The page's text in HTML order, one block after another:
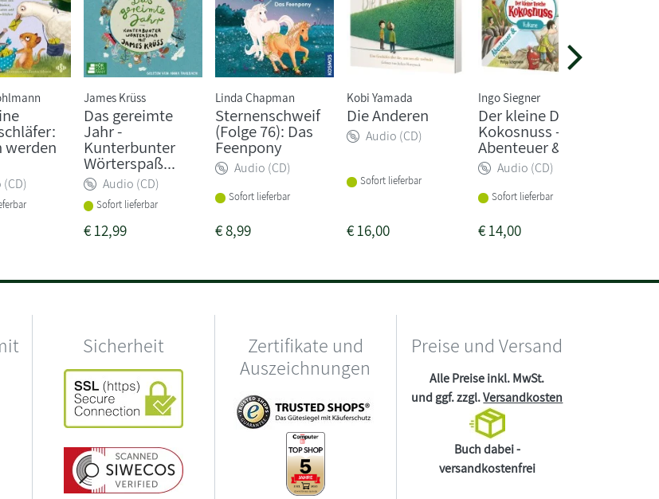
werden
James Krüss
Das gereimte
Jahr -
Kunterbunter
Wörterspaß...
Audio (CD)
Sofort lieferbar
€12,99
Linda Chapman
Sternenschweif
(Folge 76): Das
Feenpony
Audio (CD)
Sofort lieferbar
€8,99
Kobi Yamada
Die Anderen
Audio (CD)
Sofort lieferbar
€16,00
Ingo Siegner
Der kleine Drache
Kokosnuss -
Abenteuer & W...
Audio (CD)
Sofort lieferbar
€14,00
Sicherheit
Zertifikate und
Auszeichnungen
Preise und Versand
Alle Preise inkl. MwSt.
und ggf. zzgl.Versandkosten
Buch dabei -
versandkostenfrei